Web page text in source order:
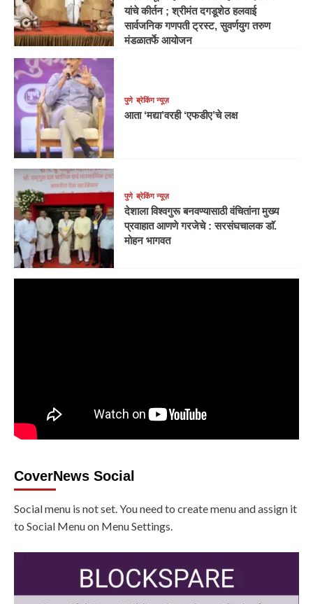
यांचे कीर्तन ; श्रीमंत दगडूशेठ हलवाई
सार्वजनिक गणपती ट्रस्ट, सुवर्णयुग तरुण
मंडळातर्फे आयोजन
पुणे ब्रेकिंग न्यूज़
आता ‘मद्या’वरही ‘एफडीए’चे लक्ष
पुणे ब्रेकिंग न्यूज़
देशाला विश्वगुरू बनवण्यासाठी वंचितांना मुख्य
प्रवाहात आणणे गरजेचे : सरसंघचालक डाॅ.
मोहन भागवत
CoverNews Social
Social menu is not set. You need to create menu and assign it
to Social Menu on Menu Settings.